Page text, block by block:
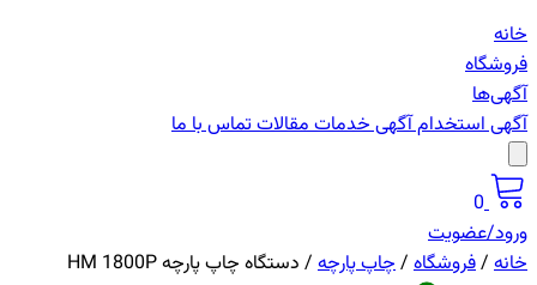
خانه
فروشگاه
آگهی‌ها
آگهی استخدامآگهی خدماتمقالاتتماس با ما
0
ورود/عضویت
خانه /فروشگاه /چاپ پارچه / دستگاه چاپ پارچه HM 1800P